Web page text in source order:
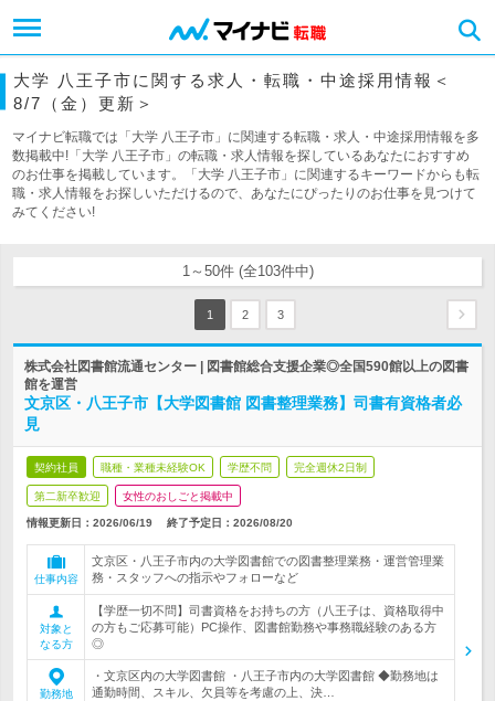
大学 八王子市に関する求人・転職・中途採用情報＜
8/7（金）更新＞
マイナビ転職では「大学 八王子市」に関連する転職・求人・中途採用情報を多
数掲載中!「大学 八王子市」の転職・求人情報を探しているあなたにおすすめ
のお仕事を掲載しています。「大学 八王子市」に関連するキーワードからも転
職・求人情報をお探しいただけるので、あなたにぴったりのお仕事を見つけて
みてください!
1～50件 (全103件中)
1 2 3
株式会社図書館流通センター | 図書館総合支援企業◎全国590館以上の図書
館を運営
文京区・八王子市【大学図書館 図書整理業務】司書有資格者必
見
契約社員 職種・業種未経験OK 学歴不問 完全週休2日制
第二新卒歓迎 女性のおしごと掲載中
情報更新日：2026/06/19 終了予定日： 2026/08/20
仕事内容
文京区・八王子市内の大学図書館での図書整理業務・運営管理業
務・スタッフへの指示やフォローなど
対象と
なる方
【学歴一切不問】司書資格をお持ちの方（八王子は、資格取得中
の方もご応募可能）PC操作、図書館勤務や事務職経験のある方
◎
勤務地
・文京区内の大学図書館 ・八王子市内の大学図書館 ◆勤務地は
通勤時間、スキル、欠員等を考慮の上、決…